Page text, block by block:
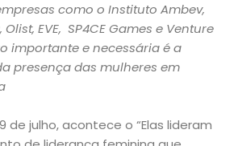
como o Instituto Ambev,
EVE, SP4CE Games e Venture
importante e necessária é a
presença das mulheres em
de julho, acontece o “Elas lideram